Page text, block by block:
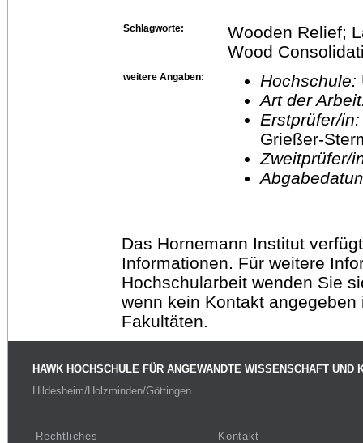
Schlagworte:
Wooden Relief;
Wood
weitere Angaben: Hochschule:
Art der
Erstprüfer/
Grießer-
Das Hornemann Institut
Informationen. Für weitere
Hochschularbeit wenden Sie
wenn kein Kontakt
Fakultäten.
HAWK HOCHSCHULE FÜR ANGEWANDTE WISSENSCHAFT UND
Hildesheim/Holzminden/Göttingen
Rechtliches
Kontakt